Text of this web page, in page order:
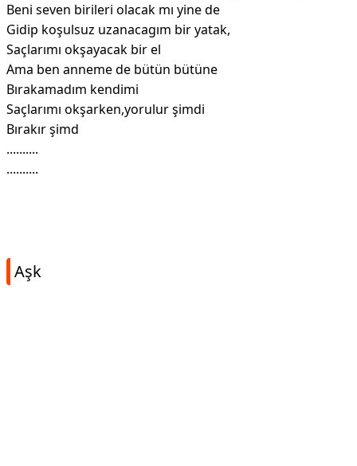
Beni seven birileri olacak mı yine de
Gidip koşulsuz uzanacagım bir yatak,
Saçlarımı okşayacak bir el
Ama ben anneme de bütün bütüne
Bırakamadım kendimi
Saçlarımı okşarken,yorulur şimdi
Bırakır şimd
..........
..........
Aşk